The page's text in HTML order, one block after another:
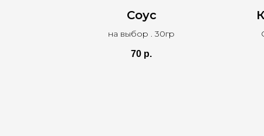
Соус
на выбор . 30гр
70 р.